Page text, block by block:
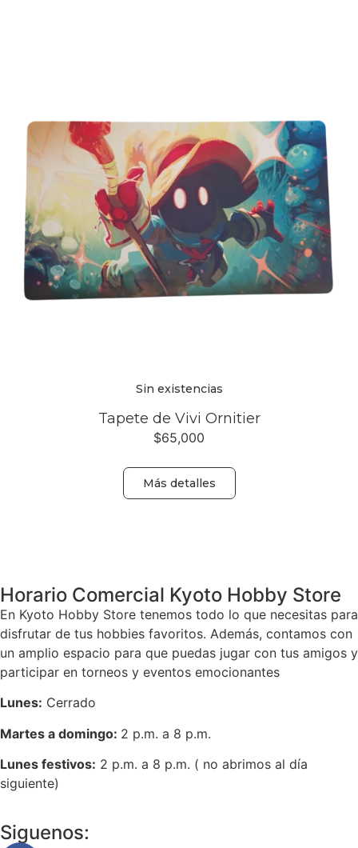
Sin existencias
Tapete de Vivi Ornitier
$65,000
Más detalles
Horario Comercial Kyoto Hobby Store
En Kyoto Hobby Store tenemos todo lo que necesitas para
disfrutar de tus hobbies favoritos. Además, contamos con
un amplio espacio para que puedas jugar con tus amigos y
participar en torneos y eventos emocionantes
Lunes: Cerrado
Martes a domingo: 2 p.m. a 8 p.m.
Lunes festivos: 2 p.m. a 8 p.m. ( no abrimos al día
siguiente)
Siguenos: